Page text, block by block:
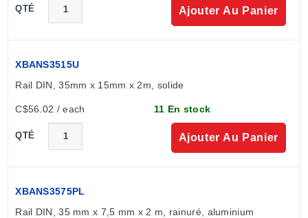
QTÉ Ajouter Au Panier
XBANS3515U
Rail DIN, 35mm x 15mm x 2m, solide
C$56.02 / each 11 En stock
QTÉ Ajouter Au Panier
XBANS3575PL
Rail DIN, 35 mm x 7,5 mm x 2 m, rainuré, aluminium